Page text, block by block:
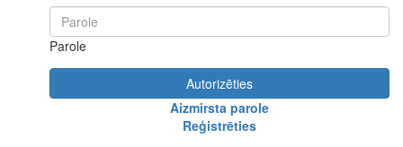
Parole
Autorizēties
Aizmirsta parole
Reģistrēties